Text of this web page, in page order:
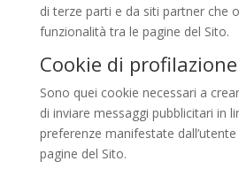
di terze parti e da siti partner che
funzionalità tra le pagine del Sito.
Cookie di profilazione
Sono quei cookie necessari a
di inviare messaggi pubblicitari in
preferenze manifestate dall’utente
pagine del Sito.